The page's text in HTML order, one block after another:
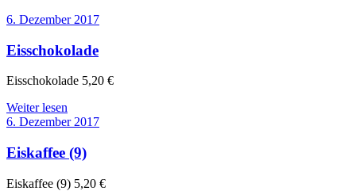
6. Dezember 2017
Eisschokolade
Eisschokolade 5,20 €
Weiter lesen
6. Dezember 2017
Eiskaffee (9)
Eiskaffee (9) 5,20 €